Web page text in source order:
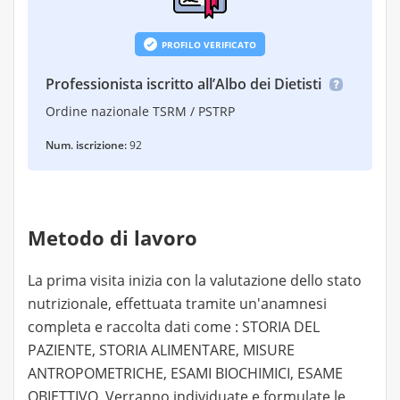
Possibilità di effettuare anche schede di
PROFILO VERIFICATO
Professionista iscritto all’Albo dei Dietisti
Ordine nazionale TSRM / PSTRP
Num. iscrizione:92
Metodo di lavoro
La prima visita inizia con la valutazione dello stato
nutrizionale, effettuata tramite un'anamnesi
completa e raccolta dati come : STORIA DEL
PAZIENTE, STORIA ALIMENTARE, MISURE
ANTROPOMETRICHE, ESAMI BIOCHIMICI, ESAME